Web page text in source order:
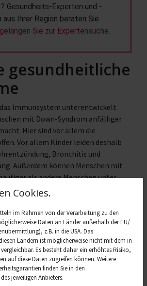
Gesundheits-Experten und -
aus Ihrer Region beraten Sie
Sie zur Expertensuche.
gesundheitliche
Immunsystem unterentwickelt
mit Down-Syndrom anfälliger
Hier sind vor allem die
Vor allem Kinder leiden deshalb
Bronchitis und
Außerdem können Menschen mit
als andere Menschen unter
epileptischen Anfällen oder
leiden. Auch das
ist erhöht.
heute
höher
früheren Jahren können zum Beispiel
Cookies.
im Rahmen von der Verarbeitung zu den
Daten an Länder außerhalb der EU/
z.B. in die USA. Das
Ländern ist möglicherweise nicht mit dem in
Es besteht daher ein erhöhtes Risiko,
auf diese Daten zugreifen können. Weitere
finden Sie in den
jeweiligen Anbieters.